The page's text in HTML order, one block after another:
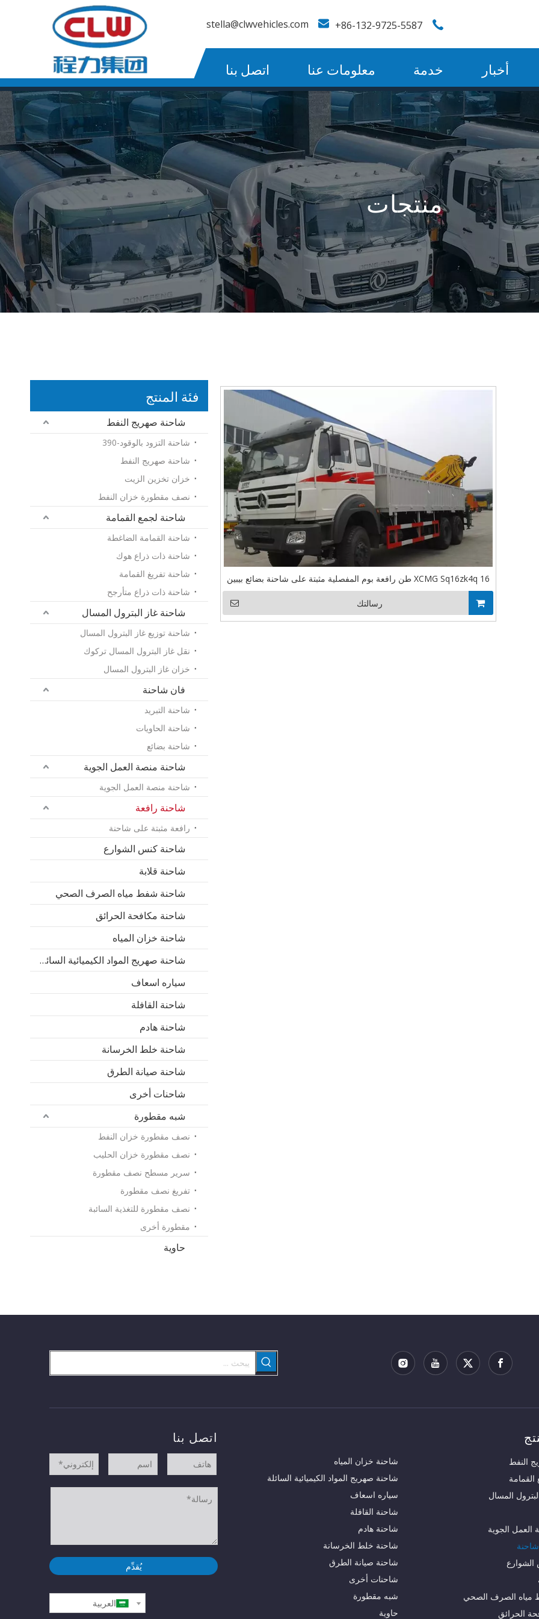
stella@clwvehicles.com
اتصل بنا معلومات عنا خدمة أخبار
منتجات
فئة المنتج
شاحنة صهريج النفط
شاحنة التزود بالوقود-390
شاحنة صهريج النفط
خزان تخزين الزيت
نصف مقطورة خزان النفط
شاحنة لجمع القمامة
شاحنة القمامة الضاغطة
شاحنة ذات ذراع هوك
شاحنة تفريغ القمامة
شاحنة ذات ذراع متأرجح
شاحنة غاز البترول المسال
شاحنة توزيع غاز البترول المسال
نقل غاز البترول المسال تركوك
خزان غاز البترول المسال
فان شاحنة
شاحنة التبريد
شاحنة الحاويات
شاحنة بضائع
شاحنة منصة العمل الجوية
شاحنة منصة العمل الجوية
شاحنة رافعة
رافعة مثبتة على شاحنة
شاحنة كنس الشوارع
شاحنة قلابة
شاحنة شفط مياه الصرف الصحي
شاحنة مكافحة الحرائق
شاحنة خزان المياه
شاحنة صهريج المواد الكيميائية السائلة
سياره اسعاف
شاحنة القافلة
شاحنة هادم
شاحنة خلط الخرسانة
شاحنة صيانة الطرق
شاحنات أخرى
شبه مقطورة
نصف مقطورة خزان النفط
نصف مقطورة خزان الحليب
سرير مسطح نصف مقطورة
تفريغ نصف مقطورة
نصف مقطورة للتغذية السائبة
مقطورة أخرى
حاوية
XCMG Sq16zk4q 16 طن رافعة بوم المفصلية مثبتة على شاحنة بضائع بيبين
رسالتك
النفط
المسال
الجوية
مياه الصرف الصحي
الحرائق
شاحنة خزان المياه
شاحنة صهريج المواد الكيميائية السائلة
سياره اسعاف
شاحنة القافلة
شاحنة هادم
شاحنة خلط الخرسانة
شاحنة صيانة الطرق
شاحنات أخرى
شبه مقطورة
حاوية
اتصل بنا
يُقدِّم
العربية